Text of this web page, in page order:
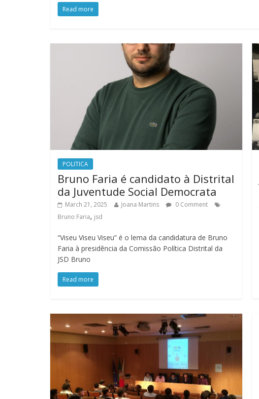
Read more
POLITICA
Bruno Faria é candidato à Distrital
da Juventude Social Democrata
March 21, 2025 Joana Martins
0 Comment
Bruno Faria, jsd
“Viseu Viseu Viseu” é o lema da candidatura de Bruno
Faria à presidência da Comissão Política Distrital da
JSD Bruno
Read more